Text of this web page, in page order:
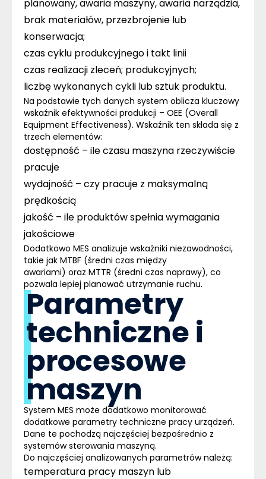
planowany, awaria maszyny, awaria narządzia,
brak materiałów, przezbrojenie lub
konserwacja;
czas cyklu produkcyjnego i takt linii
czas realizacji zleceń; produkcyjnych;
liczbę wykonanych cykli lub sztuk produktu.
Na podstawie tych danych system oblicza kluczowy
wskaźnik efektywności produkcji – OEE (Overall
Equipment Effectiveness). Wskaźnik ten składa się z
trzech elementów:
dostępność – ile czasu maszyna rzeczywiście
pracuje
wydajność – czy pracuje z maksymalną
prędkością
jakość – ile produktów spełnia wymagania
jakościowe
Dodatkowo MES analizuje wskaźniki niezawodności,
takie jak MTBF (średni czas między
awariami) oraz MTTR (średni czas naprawy), co
pozwala lepiej planować utrzymanie ruchu.
Parametry
techniczne i
procesowe
maszyn
System MES może dodatkowo monitorować
dodatkowe parametry techniczne pracy urządzeń.
Dane te pochodzą najczęściej bezpośrednio z
systemów sterowania maszyną.
Do najczęściej analizowanych parametrów należą:
temperatura pracy maszyn lub